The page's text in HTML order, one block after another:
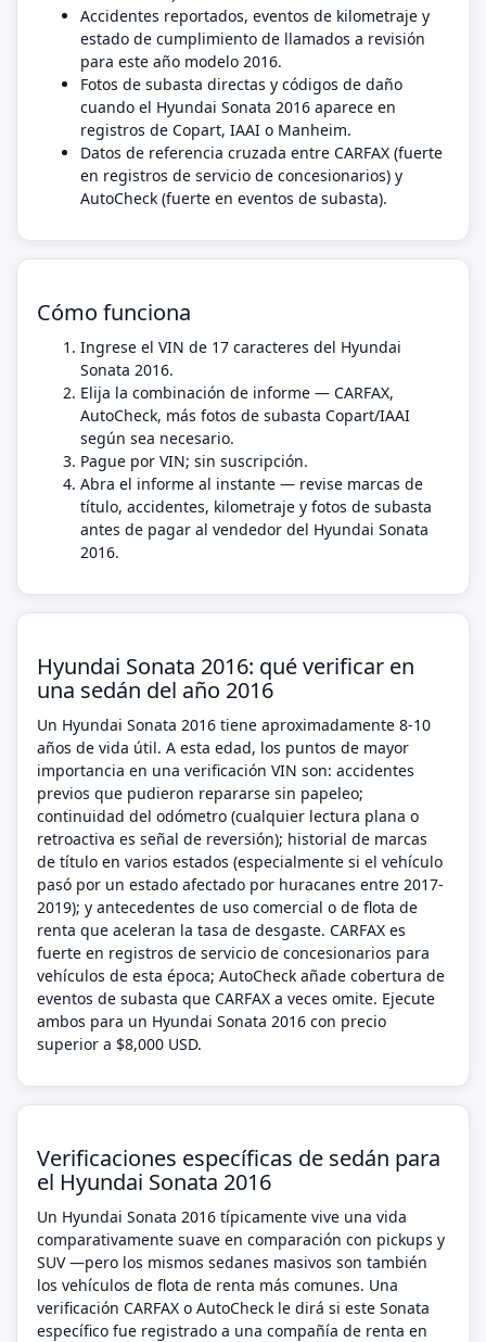
Accidentes reportados, eventos de kilometraje y
estado de cumplimiento de llamados a revisión
para este año modelo 2016.
Fotos de subasta directas y códigos de daño
cuando el Hyundai Sonata 2016 aparece en
registros de Copart, IAAI o Manheim.
Datos de referencia cruzada entre CARFAX (fuerte
en registros de servicio de concesionarios) y
AutoCheck (fuerte en eventos de subasta).
Cómo funciona
Ingrese el VIN de 17 caracteres del Hyundai
Sonata 2016.
Elija la combinación de informe — CARFAX,
AutoCheck, más fotos de subasta Copart/IAAI
según sea necesario.
Pague por VIN; sin suscripción.
Abra el informe al instante — revise marcas de
título, accidentes, kilometraje y fotos de subasta
antes de pagar al vendedor del Hyundai Sonata
2016.
Hyundai Sonata 2016: qué verificar en
una sedán del año 2016
Un Hyundai Sonata 2016 tiene aproximadamente 8-10
años de vida útil. A esta edad, los puntos de mayor
importancia en una verificación VIN son: accidentes
previos que pudieron repararse sin papeleo;
continuidad del odómetro (cualquier lectura plana o
retroactiva es señal de reversión); historial de marcas
de título en varios estados (especialmente si el vehículo
pasó por un estado afectado por huracanes entre 2017-
2019); y antecedentes de uso comercial o de flota de
renta que aceleran la tasa de desgaste. CARFAX es
fuerte en registros de servicio de concesionarios para
vehículos de esta época; AutoCheck añade cobertura de
eventos de subasta que CARFAX a veces omite. Ejecute
ambos para un Hyundai Sonata 2016 con precio
superior a $8,000 USD.
Verificaciones específicas de sedán para
el Hyundai Sonata 2016
Un Hyundai Sonata 2016 típicamente vive una vida
comparativamente suave en comparación con pickups y
SUV —pero los mismos sedanes masivos son también
los vehículos de flota de renta más comunes. Una
verificación CARFAX o AutoCheck le dirá si este Sonata
específico fue registrado a una compañía de renta en